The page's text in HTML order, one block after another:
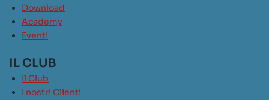
Download
Academy
Eventi
IL CLUB
Il Club
I nostri Clienti